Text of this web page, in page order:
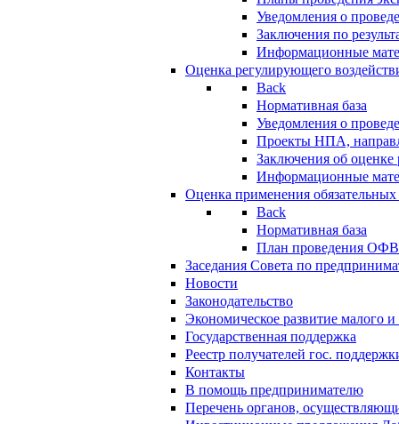
Уведомления о
Заключения по
Информационные
Оценка регулирующего
Back
Нормативная база
Уведомления о
Проекты НПА,
Заключения об
Информационные
Оценка применения
Back
Нормативная база
План проведения
Заседания Совета по
Новости
Законодательство
Экономическое развитие малого и
Государственная поддержка
Реестр получателей гос.
Контакты
В помощь предпринимателю
Перечень органов,